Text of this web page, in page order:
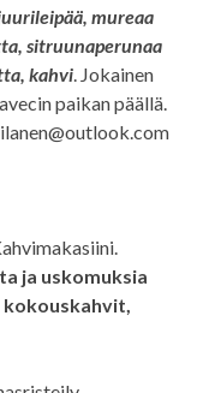
mureaa
sitruunaperunaa
kahvi. Jokainen
paikan päällä.
ja uskomuksia